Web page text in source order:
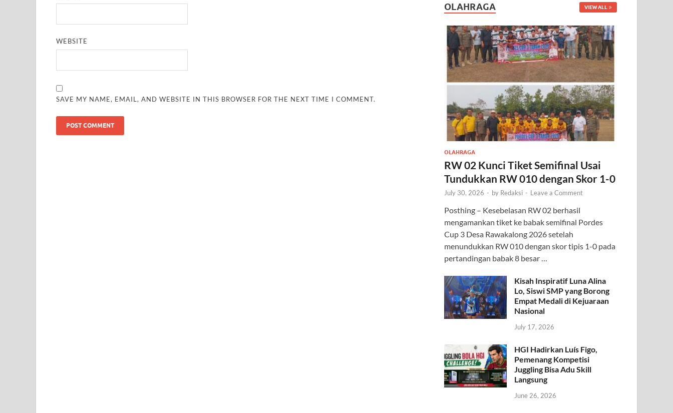
WEBSITE
SAVE MY NAME, EMAIL, AND WEBSITE IN THIS BROWSER FOR THE NEXT TIME I COMMENT.
OLAHRAGA VIEW ALL
OLAHRAGA
RW 02 Kunci Tiket Semifinal Usai
Tundukkan RW 010 dengan Skor 1-0
July 30, 2026 - by Redaksi - Leave a Comment
Posthing – Kesebelasan RW 02 berhasil
mengamankan tiket ke babak semifinal Pordes
Cup 3 Desa Rawakalong 2026 setelah
menundukkan RW 010 dengan skor tipis 1-0 pada
pertandingan babak 8 besar …
Kisah Inspiratif Luna Alina
Lo, Siswi SMP yang Borong
Empat Medali di Kejuaraan
Nasional
July 17, 2026
HGI Hadirkan Luís Figo,
Pemenang Kompetisi
Juggling Bisa Adu Skill
Langsung
June 26, 2026